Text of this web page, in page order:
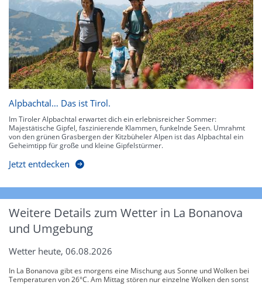
Alpbachtal… Das ist Tirol.
Im Tiroler Alpbachtal erwartet dich ein erlebnisreicher Sommer:
Majestätische Gipfel, faszinierende Klammen, funkelnde Seen. Umrahmt
von den grünen Grasbergen der Kitzbüheler Alpen ist das Alpbachtal ein
Geheimtipp für große und kleine Gipfelstürmer.
Jetzt entdecken
Weitere Details zum Wetter in La Bonanova
und Umgebung
Wetter heute, 06.08.2026
In La Bonanova gibt es morgens eine Mischung aus Sonne und Wolken bei
Temperaturen von 26°C. Am Mittag stören nur einzelne Wolken den sonst